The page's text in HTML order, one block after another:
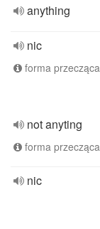
anything
nic
forma przecząca
not anyting
forma przecząca
nic